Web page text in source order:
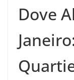
Dove